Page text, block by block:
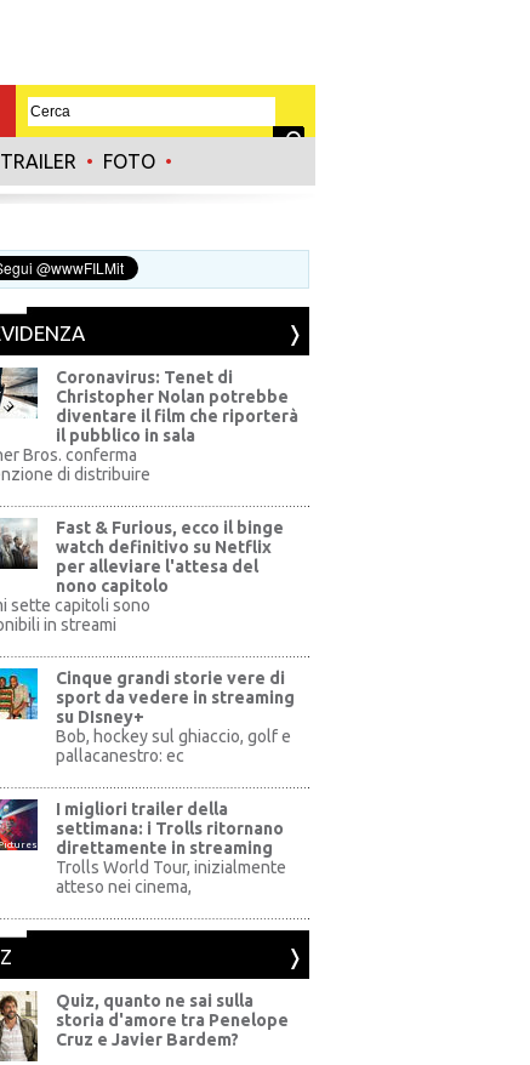
TRAILER • FOTO •
Coronavirus: Tenet di
Christopher Nolan potrebbe
diventare il film che riporterà
il pubblico in sala
Bros. conferma
di distribuire
Fast & Furious, ecco il binge
watch definitivo su Netflix
per alleviare l'attesa del
nono capitolo
sette capitoli sono
in streami
Cinque grandi storie vere di
sport da vedere in streaming
su DIsney+
Bob, hockey sul ghiaccio, golf e
pallacanestro: ec
I migliori trailer della
settimana: i Trolls ritornano
direttamente in streaming
Trolls World Tour, inizialmente
atteso nei cinema,
Quiz, quanto ne sai sulla
storia d'amore tra Penelope
Cruz e Javier Bardem?